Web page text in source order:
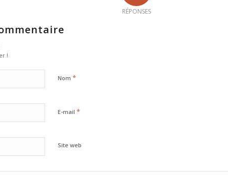
RÉPONSES
!
Nom *
E-mail *
Site web